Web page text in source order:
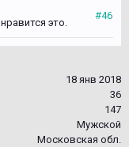
#46
нравится это.
18 янв 2018
36
147
Мужской
Московская обл.